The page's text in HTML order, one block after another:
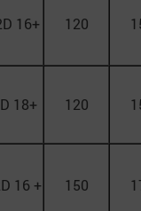
16+ 120
18+ 120
16 + 150